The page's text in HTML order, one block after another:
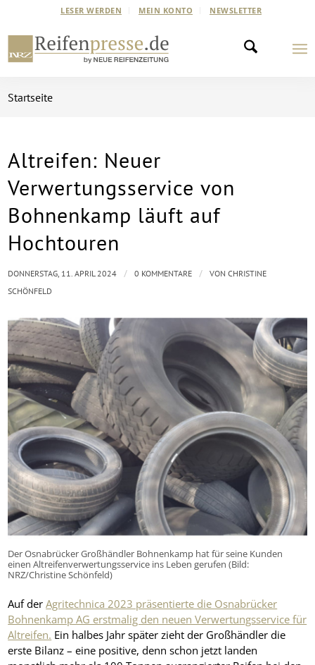
LESER WERDEN MEIN KONTO NEWSLETTER
Startseite
Altreifen: Neuer
Verwertungsservice von
Bohnenkamp läuft auf
Hochtouren
Der Osnabrücker Großhändler Bohnenkamp hat für seine Kunden
einen Altreifenverwertungsservice ins Leben gerufen (Bild:
NRZ/Christine Schönfeld)
Auf derAgritechnica 2023 präsentierte die Osnabrücker
Bohnenkamp AG erstmalig den neuen Verwertungsservice für
Altreifen. Ein halbes Jahr später zieht der Großhändler die
erste Bilanz – eine positive, denn schon jetzt landen
DONNERSTAG, 11. APRIL 2024 / 0 KOMMENTARE / VONCHRISTINE
SCHÖNFELD